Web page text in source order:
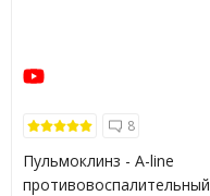
8
Пульмоклинз - A-line
противовоспалительный